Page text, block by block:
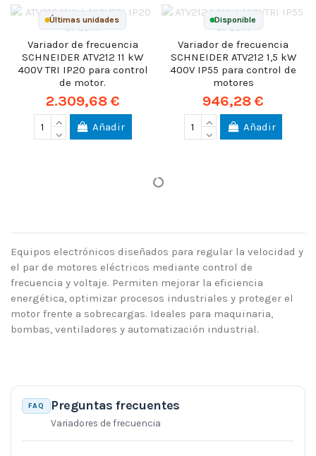
Últimas unidades
Variador de frecuencia
SCHNEIDER ATV212 11 kW
400V TRI IP20 para control
de motor.
2.309,68 €
Añadir
Disponible
Variador de frecuencia
SCHNEIDER ATV212 1,5 kW
400V IP55 para control de
motores
946,28 €
Añadir
Equipos electrónicos diseñados para regular la velocidad y
el par de motores eléctricos mediante control de
frecuencia y voltaje. Permiten mejorar la eficiencia
energética, optimizar procesos industriales y proteger el
motor frente a sobrecargas. Ideales para maquinaria,
bombas, ventiladores y automatización industrial.
FAQ Preguntas frecuentes
Variadores de frecuencia